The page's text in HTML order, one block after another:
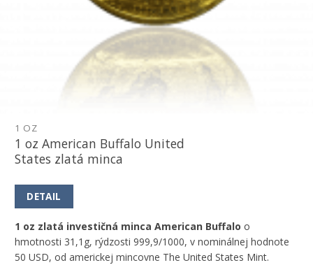
1 OZ
1 oz American Buffalo United
States zlatá minca
DETAIL
1 oz zlatá investičná minca American Buffalo o
hmotnosti 31,1g, rýdzosti 999,9/1000, v nominálnej hodnote
50 USD, od americkej mincovne The United States Mint.